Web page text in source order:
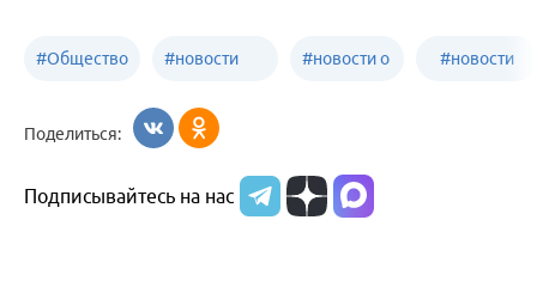
#Общество #новости
образования
#новости о
Алтайского
#новости
Поделиться:
Подписывайтесь на нас